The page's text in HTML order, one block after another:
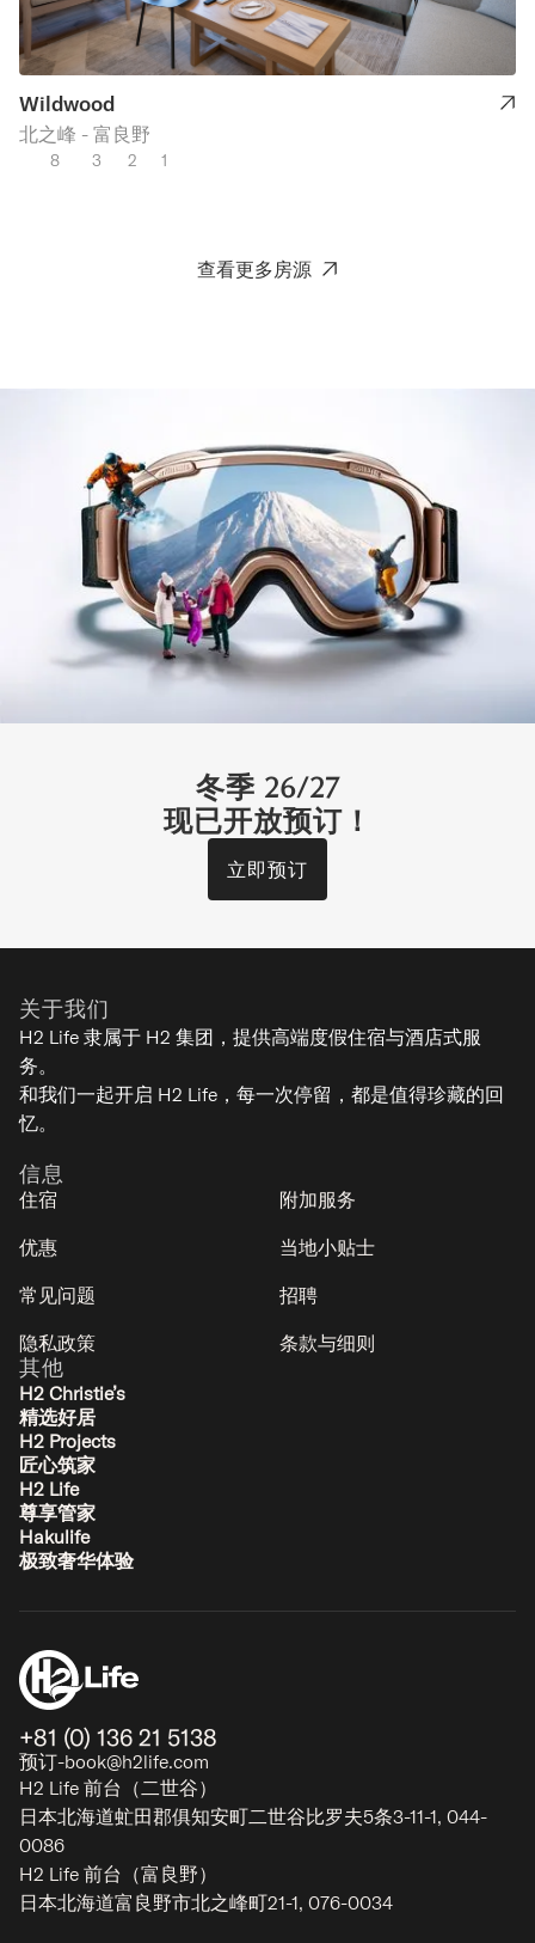
Wildwood
北之峰 - 富良野
8 3 2 1
查看更多房源
冬季 26/27
现已开放预订！
立即预订
关于我们
H2 Life 隶属于 H2 集团，提供高端度假住宿与酒店式服
务。
和我们一起开启 H2 Life，每一次停留，都是值得珍藏的回
忆。
信息
住宿
附加服务
优惠
当地小贴士
常见问题
招聘
隐私政策
条款与细则
其他
H2 Christie’s
精选好居
H2 Projects
匠心筑家
H2 Life
尊享管家
Hakulife
极致奢华体验
+81 (0) 136 21 5138
预订-book@h2life.com
H2 Life 前台（二世谷）
日本北海道虻田郡俱知安町二世谷比罗夫5条3-11-1, 044-
0086
H2 Life 前台（富良野）
日本北海道富良野市北之峰町21-1, 076-0034